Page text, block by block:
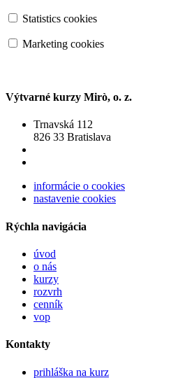
Statistics cookies
Marketing cookies
Výtvarné kurzy Mirò, o. z.
Trnavská 112
826 33 Bratislava
informácie o cookies
nastavenie cookies
Rýchla navigácia
úvod
o nás
kurzy
rozvrh
cenník
vop
Kontakty
prihláška na kurz